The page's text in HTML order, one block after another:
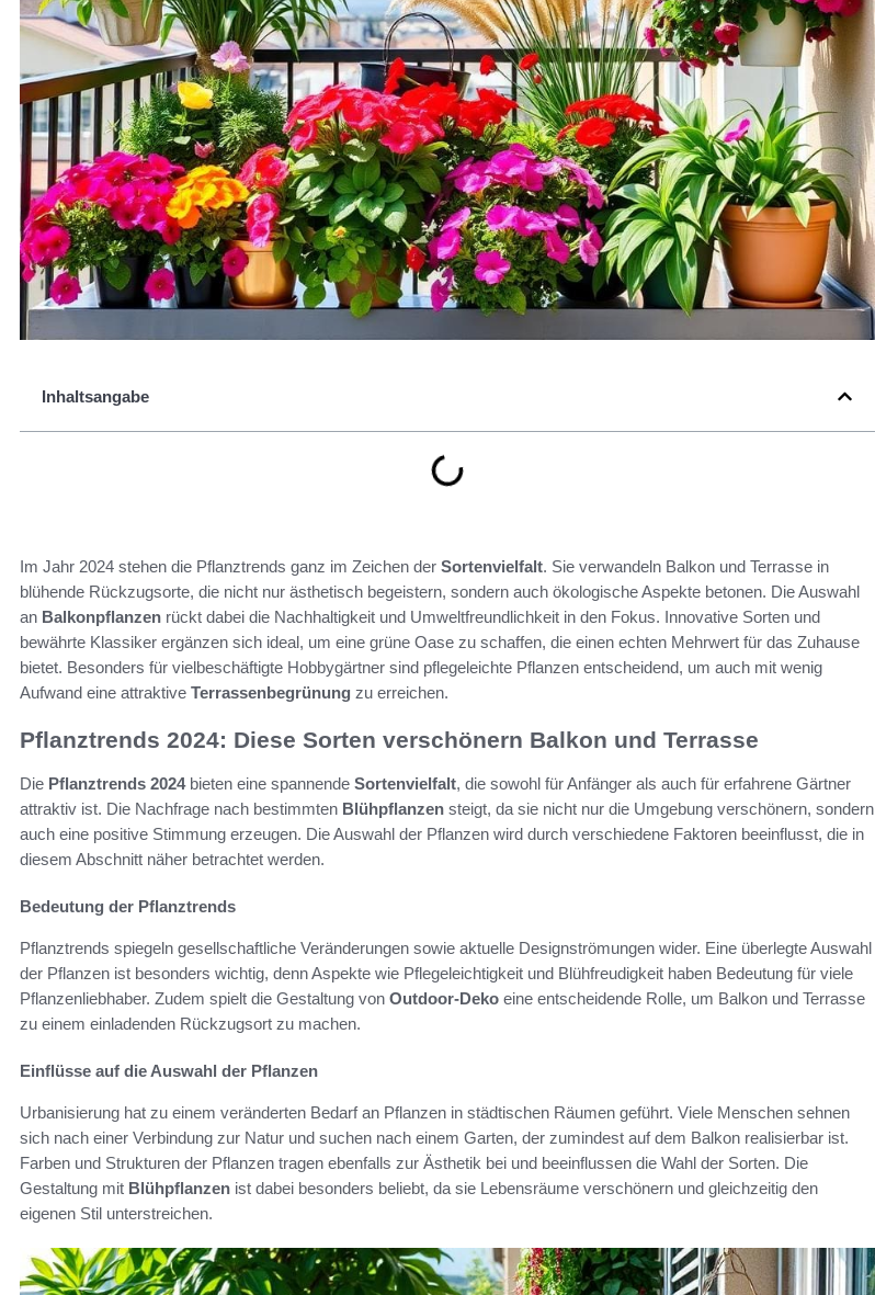
Inhaltsangabe
Im Jahr 2024 stehen die Pflanztrends ganz im Zeichen der Sortenvielfalt. Sie verwandeln Balkon und Terrasse in
blühende Rückzugsorte, die nicht nur ästhetisch begeistern, sondern auch ökologische Aspekte betonen. Die Auswahl
an Balkonpflanzen rückt dabei die Nachhaltigkeit und Umweltfreundlichkeit in den Fokus. Innovative Sorten und
bewährte Klassiker ergänzen sich ideal, um eine grüne Oase zu schaffen, die einen echten Mehrwert für das Zuhause
bietet. Besonders für vielbeschäftigte Hobbygärtner sind pflegeleichte Pflanzen entscheidend, um auch mit wenig
Aufwand eine attraktive Terrassenbegrünung zu erreichen.
Pflanztrends 2024: Diese Sorten verschönern Balkon und Terrasse
Die Pflanztrends 2024bieten eine spannende Sortenvielfalt, die sowohl für Anfänger als auch für erfahrene Gärtner
attraktiv ist. Die Nachfrage nach bestimmten Blühpflanzen steigt, da sie nicht nur die Umgebung verschönern, sondern
auch eine positive Stimmung erzeugen. Die Auswahl der Pflanzen wird durch verschiedene Faktoren beeinflusst, die in
diesem Abschnitt näher betrachtet werden.
Bedeutung der Pflanztrends
Pflanztrends spiegeln gesellschaftliche Veränderungen sowie aktuelle Designströmungen wider. Eine überlegte Auswahl
der Pflanzen ist besonders wichtig, denn Aspekte wie Pflegeleichtigkeit und Blühfreudigkeit haben Bedeutung für viele
Pflanzenliebhaber. Zudem spielt die Gestaltung von Outdoor-Deko eine entscheidende Rolle, um Balkon und Terrasse
zu einem einladenden Rückzugsort zu machen.
Einflüsse auf die Auswahl der Pflanzen
Urbanisierung hat zu einem veränderten Bedarf an Pflanzen in städtischen Räumen geführt. Viele Menschen sehnen
sich nach einer Verbindung zur Natur und suchen nach einem Garten, der zumindest auf dem Balkon realisierbar ist.
Farben und Strukturen der Pflanzen tragen ebenfalls zur Ästhetik bei und beeinflussen die Wahl der Sorten. Die
Gestaltung mit Blühpflanzen ist dabei besonders beliebt, da sie Lebensräume verschönern und gleichzeitig den
eigenen Stil unterstreichen.